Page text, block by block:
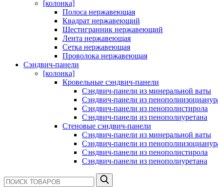
[колонка]
Полоса нержавеющая
Квадрат нержавеющий
Шестигранник нержавеющий
Лента нержавеющая
Сетка нержавеющая
Проволока нержавеющая
Сэндвич-панели
[колонка]
Кровельные сэндвич-панели
Сэндвич-панели из минеральной ваты
Сэндвич-панели из
Сэндвич-панели из пенополистирола
Сэндвич-панели из пенополиуретана
Стеновые сэндвич-панели
Сэндвич-панели из минеральной ваты
Сэндвич-панели из
Сэндвич-панели из пенополистирола
Сэндвич-панели из пенополиуретана